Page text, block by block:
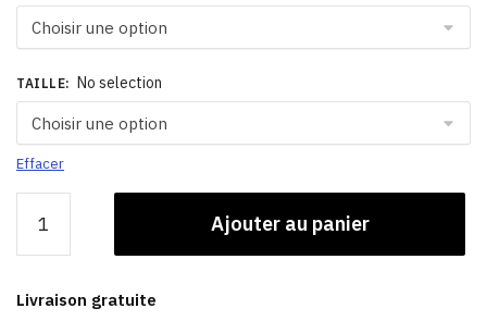
TAILLE: No selection
Effacer
Casquette
|
Ajouter au panier
Livraison gratuite